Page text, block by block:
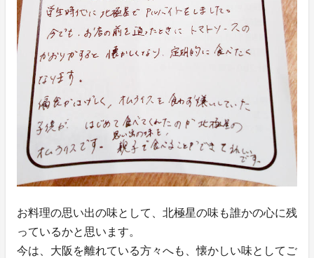
お料理の思い出の味として、北極星の味も誰かの心に残
っているかと思います。
今は、大阪を離れている方々へも、懐かしい味としてご